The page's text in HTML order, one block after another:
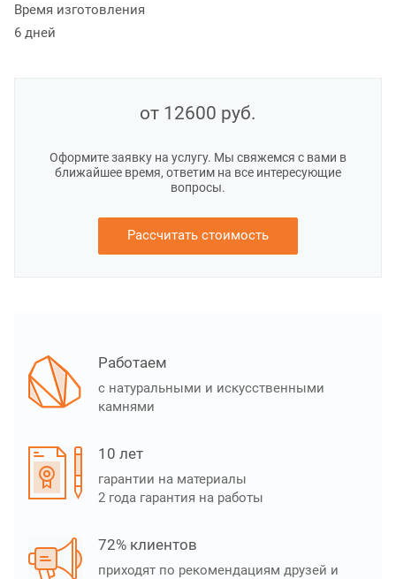
Время изготовления
6 дней
от 12600 руб.
Оформите заявку на услугу. Мы свяжемся с вами в
ближайшее время, ответим на все интересующие
вопросы.
Рассчитать стоимость
Работаем
с натуральными и искусственными
камнями
10 лет
гарантии на материалы
2 года гарантия на работы
72% клиентов
приходят по рекомендациям друзей и